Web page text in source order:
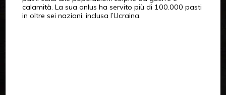
calamità. La sua onlus ha servito più di 100.000 pasti
in oltre sei nazioni, inclusa l’Ucraina.